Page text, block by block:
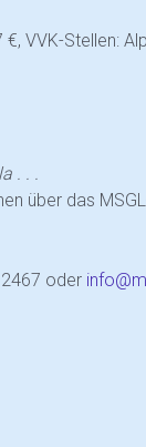
VVK-Stellen:
. . .
über das
oder